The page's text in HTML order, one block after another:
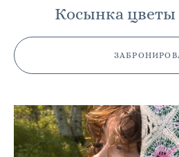
Косынка